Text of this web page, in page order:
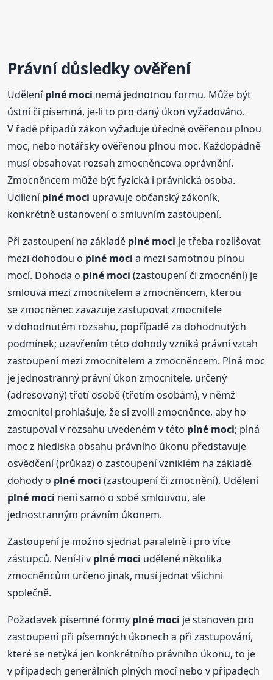
Právní důsledky ověření
Uděleníplné moci nemá jednotnou formu. Může být
ústní či písemná, je-li to pro daný úkon vyžadováno.
V řadě případů zákon vyžaduje úředně ověřenou plnou
moc, nebo notářsky ověřenou plnou moc. Každopádně
musí obsahovat rozsah zmocněncova oprávnění.
Zmocněncem může být fyzická i právnická osoba.
Udíleníplné moci upravuje občanský zákoník,
konkrétně ustanovení o smluvním zastoupení.
Při zastoupení na základě plné moci je třeba rozlišovat
mezi dohodou o plné moci a mezi samotnou plnou
mocí. Dohoda o plné moci (zastoupení či zmocnění) je
smlouva mezi zmocnitelem a zmocněncem, kterou
se zmocněnec zavazuje zastupovat zmocnitele
v dohodnutém rozsahu, popřípadě za dohodnutých
podmínek; uzavřením této dohody vzniká právní vztah
zastoupení mezi zmocnitelem a zmocněncem. Plná moc
je jednostranný právní úkon zmocnitele, určený
(adresovaný) třetí osobě (třetím osobám), v němž
zmocnitel prohlašuje, že si zvolil zmocněnce, aby ho
zastupoval v rozsahu uvedeném v této plné moci; plná
moc z hlediska obsahu právního úkonu představuje
osvědčení (průkaz) o zastoupení vzniklém na základě
dohody o plné moci (zastoupení či zmocnění). Udělení
plné moci není samo o sobě smlouvou, ale
jednostranným právním úkonem.
Zastoupení je možno sjednat paralelně i pro více
zástupců. Není-li v plné moci udělené několika
zmocněncům určeno jinak, musí jednat všichni
společně.
Požadavek písemné formy plné moci je stanoven pro
zastoupení při písemných úkonech a při zastupování,
které se netýká jen konkrétního právního úkonu, to je
v případech generálních plných mocí nebo v případech